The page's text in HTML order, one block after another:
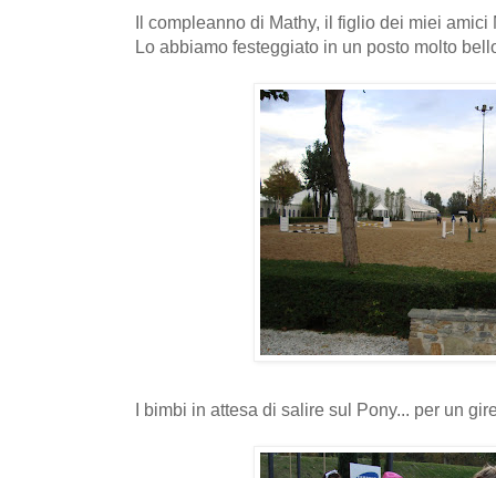
Il compleanno di Mathy, il figlio dei miei amici
Lo abbiamo festeggiato in un posto molto
I bimbi in attesa di salire sul Pony... per un